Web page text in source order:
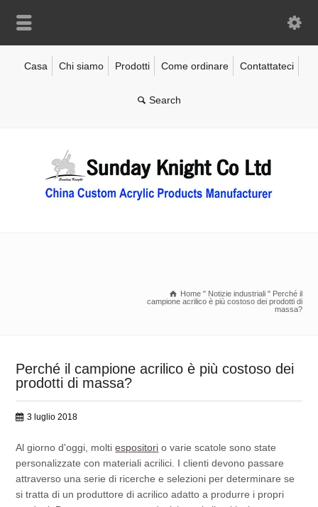
Casa Chi siamo Prodotti Come ordinare Contattateci
Home " Notizie industriali " Perché il
campione acrilico è più costoso dei prodotti di
massa?
Perché il campione acrilico è più costoso dei
prodotti di massa?
3 luglio 2018
Al giorno d'oggi, moltiespositori o varie scatole sono state
personalizzate con materiali acrilici. I clienti devono passare
attraverso una serie di ricerche e selezioni per determinare se
si tratta di un produttore di acrilico adatto a produrre i propri